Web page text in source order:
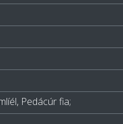
Pedácúr fia;